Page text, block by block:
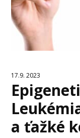
17.9. 2023
a ťažké